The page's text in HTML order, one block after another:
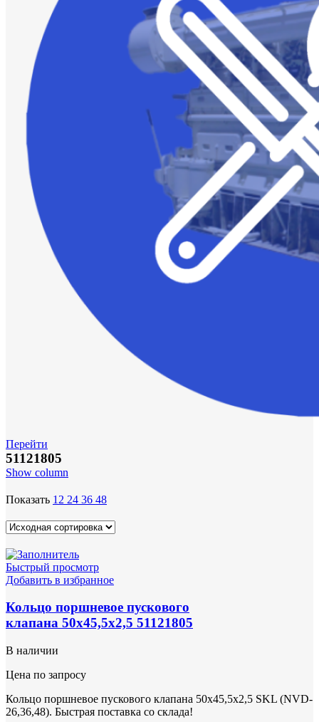
Перейти
51121805
Show column
Показать 12 24 36 48
Быстрый просмотр
Добавить в избранное
Кольцо поршневое пускового
клапана 50х45,5х2,5 51121805
В наличии
Цена по запросу
Кольцо поршневое пускового клапана 50х45,5х2,5 SKL (NVD-
26,36,48). Быстрая поставка со склада!